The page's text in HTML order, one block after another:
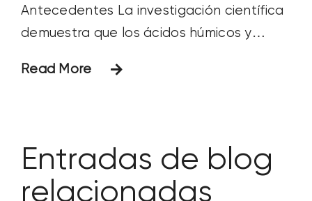
Antecedentes La investigación científica
demuestra que los ácidos húmicos y
disponibilidad y absorción de nutrientes,
rendimiento como en la calidad de
Read More
Entradas de blog
relacionadas